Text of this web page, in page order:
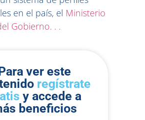
en el país, el Ministerio
Gobierno. . .
ver este
regístrate
y accede a
beneficios